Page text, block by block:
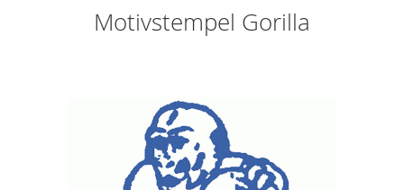
Motivstempel Gorilla